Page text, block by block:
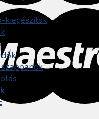
kiegészítők